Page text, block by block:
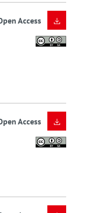
Access
Access